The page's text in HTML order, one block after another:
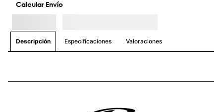
Calcular Envío
Descripción Especificaciones Valoraciones